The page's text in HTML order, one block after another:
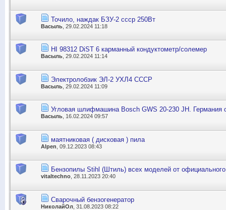
Точило, наждак БЗУ-2 ссср 250Вт
Васыль , 29.02.2024 11:18
HI 98312 DiST 6 карманный кондуктометр/солемер
Васыль, 29.02.2024 11:14
Электролобзик ЭЛ-2 УХЛ4 СССР
Васыль , 29.02.2024 11:09
Угловая шлифмашина Bosch GWS 20-230 JH. Германия
Васыль, 16.02.2024 09:57
маятниковая ( дисковая ) пила
Alpen , 09.12.2023 08:43
Бензопилы Stihl (Штиль) всех моделей от
vitaltechno , 28.11.2023 20:40
Сварочный бензогенератор
НиколайОл , 31.08.2023 08:22